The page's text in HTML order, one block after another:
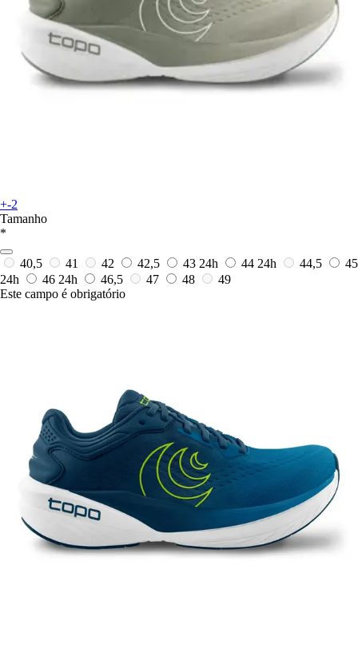
+-2
Tamanho
*
40,5 41 42 42,5 43 24h 44 24h 44,5
45
24h
46 24h 46,5 47 48
49
Este campo é obrigatório